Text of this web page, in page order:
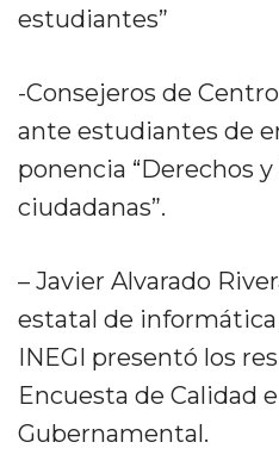
estudiantes”
-Consejeros de
ante estudiantes de
ponencia “Derechos
ciudadanas”.
– Javier Alvarado
estatal de
INEGI presentó los
Encuesta de Calidad
Gubernamental.